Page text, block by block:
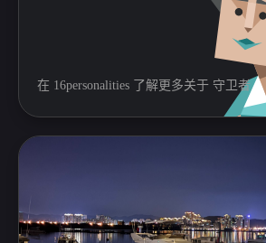
在 16personalities 了解更多关于 守卫者